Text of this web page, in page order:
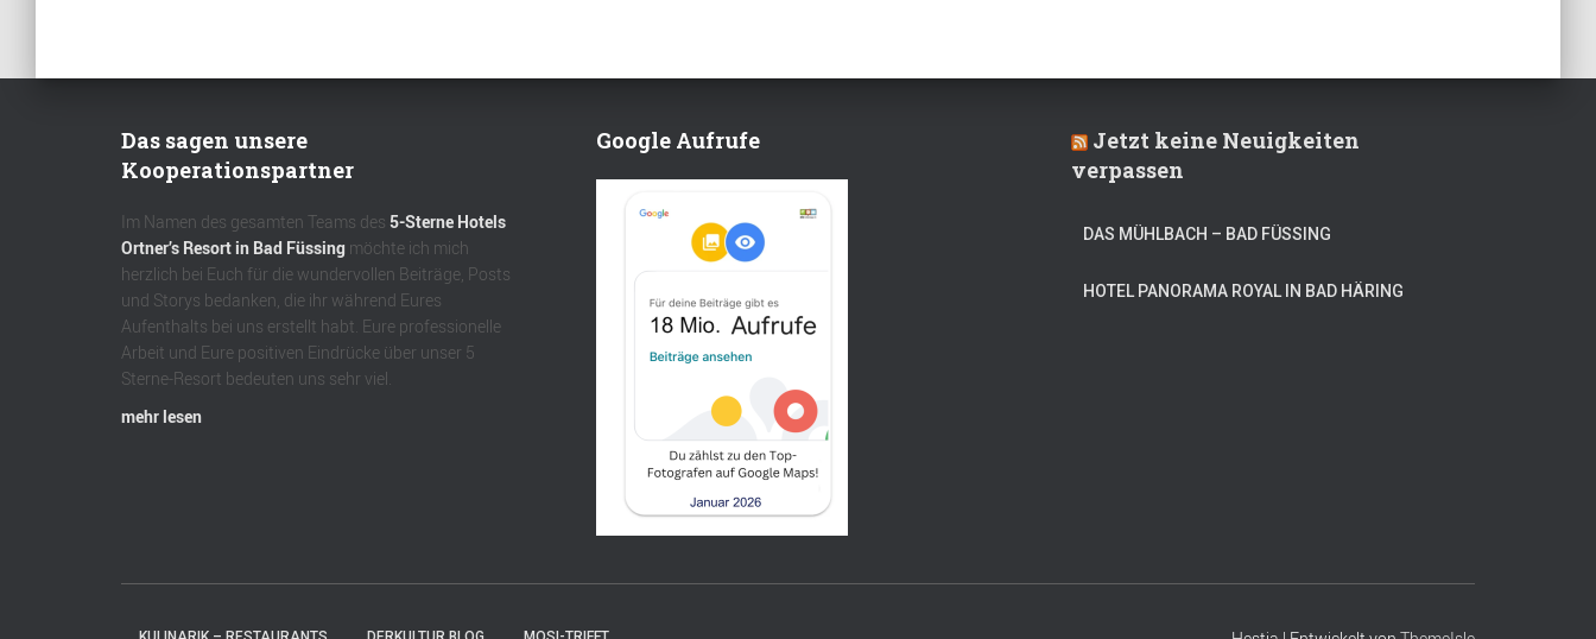
Das sagen unsere
Kooperationspartner
Im Namen des gesamten Teams des 5-Sterne Hotels
Ortner’s Resort in Bad Füssing möchte ich mich
herzlich bei Euch für die wundervollen Beiträge, Posts
und Storys bedanken, die ihr während Eures
Aufenthalts bei uns erstellt habt. Eure professionelle
Arbeit und Eure positiven Eindrücke über unser 5
Sterne-Resort bedeuten uns sehr viel.
mehr lesen
Google Aufrufe
Jetzt keine Neuigkeiten
verpassen
DAS MÜHLBACH – BAD FÜSSING
HOTEL PANORAMA ROYAL IN BAD HÄRING